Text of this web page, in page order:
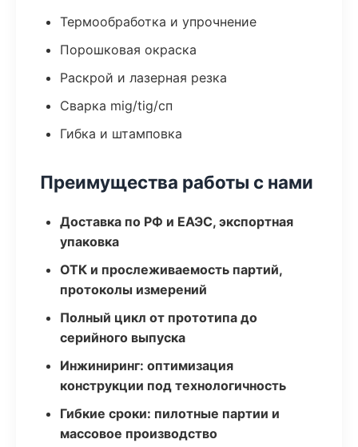
Термообработка и упрочнение
Порошковая окраска
Раскрой и лазерная резка
Сварка mig/tig/сп
Гибка и штамповка
Преимущества работы с нами
Доставка по РФ и ЕАЭС, экспортная
упаковка
ОТК и прослеживаемость партий,
протоколы измерений
Полный цикл от прототипа до
серийного выпуска
Инжиниринг: оптимизация
конструкции под технологичность
Гибкие сроки: пилотные партии и
массовое производство